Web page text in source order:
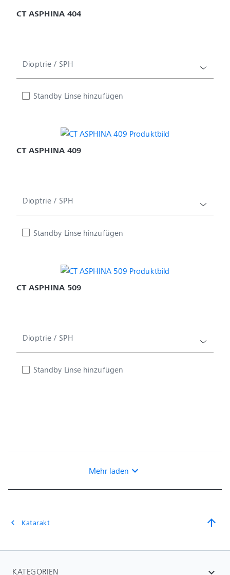
CT ASPHINA 404
Dioptrie / SPH
Standby Linse hinzufügen
CT ASPHINA 409
Dioptrie / SPH
Standby Linse hinzufügen
CT ASPHINA 509
Dioptrie / SPH
Standby Linse hinzufügen
Mehr laden expand_more
chevron_left Katarakt arrow_upward
KATEGORIEN expand_more